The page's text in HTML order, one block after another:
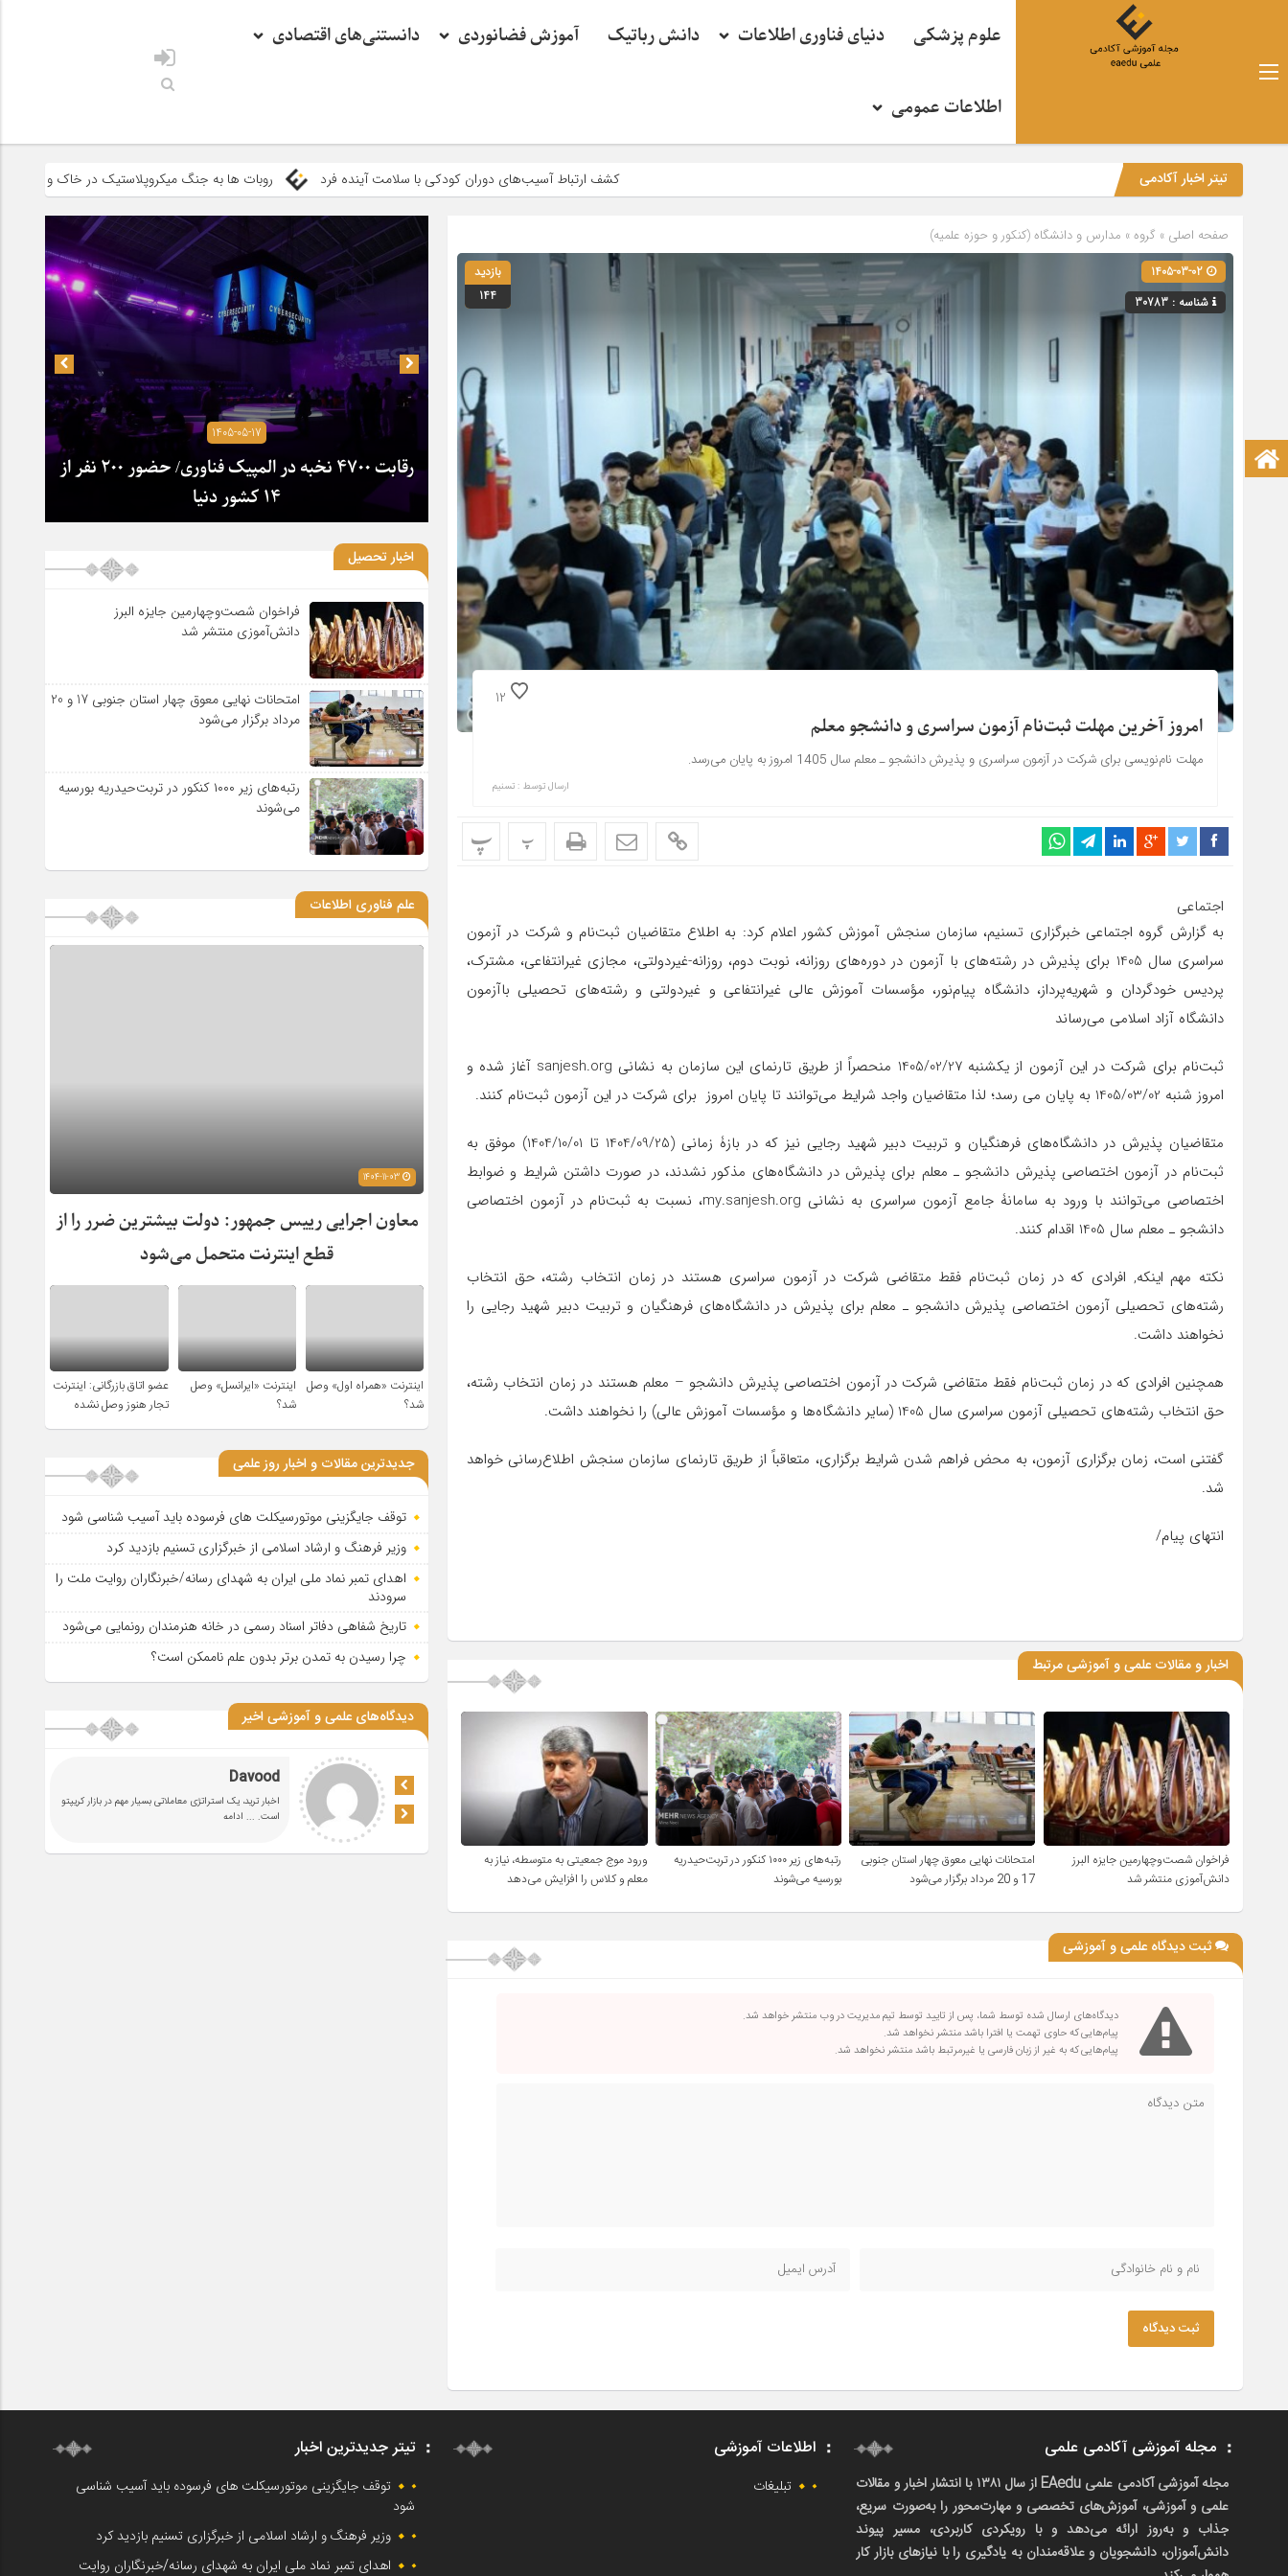
علوم پزشکی دنیای فناوری اطلاعات دانش رباتیک آموزش فضانوردی دانستنی‌های اقتصادی
اطلاعات عمومی
صفحه نخست آکادمی علمی
تیتر اخبار آکادمی کشف ارتباط آسیب‌های دوران کودکی با سلامت آینده فرد روبات ها به جنگ میکروپلاستیک در خاک و آب می روند
صفحه اصلی » گروه » مدارس و دانشگاه (کنکور و حوزه علمیه)
شناسه : 30783
بازدید
144
12
امروز آخرین مهلت ثبت‌نام آزمون سراسری و دانشجو معلم
مهلت نام‌نویسی برای شرکت در آزمون سراسری و پذیرش دانشجو ـ معلم سال 1405 امروز به پایان می‌رسد.
ارسال توسط : تسنیم
پ پ
اجتماعی
به گزارش گروه اجتماعی خبرگزاری تسنیم، سازمان سنجش آموزش کشور اعلام کرد: به اطلاع متقاضیان ثبت‌نام و شرکت در آزمون
سراسری سال 1405 برای پذیرش در رشته‌های با آزمون در دوره‌های روزانه، نوبت دوم، روزانه-غیردولتی، مجازی غیرانتفاعی، مشترک،
پردیس خودگردان و شهریه‌پرداز، دانشگاه پیام‌نور، مؤسسات آموزش عالی غیرانتفاعی و غیردولتی و رشته‌های تحصیلی باآزمون
دانشگاه آزاد اسلامی می‌رساند
ثبت‌نام برای شرکت در این آزمون از یکشنبه 1405/02/27 منحصراً از طریق تارنمای این سازمان به نشانی sanjesh.org آغاز شده و
امروز شنبه 1405/03/02 به پایان می‌ رسد؛ لذا متقاضیان واجد شرایط می‌توانند تا پایان امروز برای شرکت در این آزمون ثبت‌نام کنند.
متقاضیان پذیرش در دانشگاه‌های فرهنگیان و تربیت دبیر شهید رجایی نیز که در بازۀ زمانی (1404/09/25 تا 1404/10/01) موفق به
ثبت‌نام در آزمون اختصاصی پذیرش دانشجو ـ معلم برای پذیرش در دانشگاه‌های مذکور نشدند، در صورت داشتن شرایط و ضوابط
اختصاصی می‌توانند با ورود به سامانۀ جامع آزمون سراسری به نشانی my.sanjesh.org، نسبت به ثبت‌نام در آزمون اختصاصی
دانشجو ـ معلم سال 1405 اقدام کنند.
نکته مهم اینکه, افرادی که در زمان ثبت‌نام فقط متقاضی شرکت در آزمون سراسری هستند در زمان انتخاب رشته، حق انتخاب
رشته‌های تحصیلی آزمون اختصاصی پذیرش دانشجو ـ معلم برای پذیرش در دانشگاه‌های فرهنگیان و تربیت دبیر شهید رجایی را
نخواهند داشت.
همچنین افرادی که در زمان ثبت‌نام فقط متقاضی شرکت در آزمون اختصاصی پذیرش دانشجو – معلم هستند در زمان انتخاب رشته،
حق انتخاب رشته‌های تحصیلی آزمون سراسری سال 1405 (سایر دانشگاه‌ها و مؤسسات آموزش عالی) را نخواهند داشت.
گفتنی است، زمان برگزاری آزمون، به محض فراهم شدن شرایط برگزاری، متعاقباً از طریق تارنمای سازمان سنجش اطلاع‌رسانی خواهد
شد.
انتهای پیام/
اخبار و مقالات علمی و آموزشی مرتبط
فراخوان شصت‌وچهارمین جایزه البرز
دانش‌آموزی منتشر شد
امتحانات نهایی معوق چهار استان جنوبی
17 و 20 مرداد برگزار می‌شود
رتبه‌های زیر ۱۰۰۰ کنکور در تربت‌حیدریه
بورسیه می‌شوند
ورود موج جمعیتی به متوسطه، نیاز به
معلم و کلاس را افزایش می‌دهد
ثبت دیدگاه علمی و آموزشی
دیدگاه‌های ارسال شده توسط شما، پس از تایید توسط تیم مدیریت در وب منتشر خواهد شد.
پیام‌هایی که حاوی تهمت یا افترا باشد منتشر نخواهد شد.
پیام‌هایی که به غیر از زبان فارسی یا غیرمرتبط باشد منتشر نخواهد شد.
ثبت دیدگاه
1405-05-17
رقابت ۴۷۰۰ نخبه در المپیک فناوری/ حضور ۲۰۰ نفر از
۱۴ کشور دنیا
اخبار تحصیل
فراخوان شصت‌وچهارمین جایزه البرز
دانش‌آموزی منتشر شد
امتحانات نهایی معوق چهار استان جنوبی 17 و 20
مرداد برگزار می‌شود
رتبه‌های زیر ۱۰۰۰ کنکور در تربت‌حیدریه بورسیه
می‌شوند
علم فناوری اطلاعات
معاون اجرایی رییس جمهور: دولت بیشترین ضرر را از
قطع اینترنت متحمل می‌شود
اینترنت «همراه اول» وصل
شد؟
اینترنت «ایرانسل» وصل
شد؟
عضو اتاق بازرگانی: اینترنت
تجار هنوز وصل نشده
جدیدترین مقالات و اخبار روز علمی
توقف جایگزینی موتورسیکلت های فرسوده باید آسیب شناسی شود
وزیر فرهنگ و ارشاد اسلامی از خبرگزاری تسنیم بازدید کرد
اهدای تمبر نماد ملی ایران به شهدای رسانه/خبرنگاران روایت ملت را
سرودند
تاریخ شفاهی دفاتر اسناد رسمی در خانه هنرمندان رونمایی می‌شود
چرا رسیدن به تمدن برتر بدون علم ناممکن است؟
دیدگاه‌های علمی و آموزشی اخیر
Davood
اخبار ترید، یک استراتژی معاملاتی بسیار مهم در بازار کریپتو
است. ... ادامه
مجله آموزشی آکادمی علمی
مجله آموزشی آکادمی علمی EAedu از سال ۱۳۸۱ با انتشار اخبار و مقالات
علمی و آموزشی، آموزش‌های تخصصی و مهارت‌محور را به‌صورت سریع،
جذاب و به‌روز ارائه می‌دهد و با رویکردی کاربردی، مسیر پیوند
دانش‌آموزان، دانشجویان و علاقه‌مندان به یادگیری را با نیازهای بازار کار
اطلاعات آموزشی
تبلیغات
تیتر جدیدترین اخبار
توقف جایگزینی موتورسیکلت های فرسوده باید آسیب شناسی
شود
وزیر فرهنگ و ارشاد اسلامی از خبرگزاری تسنیم بازدید کرد
اهدای تمبر نماد ملی ایران به شهدای رسانه/خبرنگاران روایت